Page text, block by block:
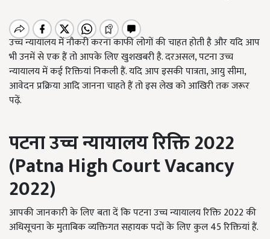
उच्च न्यायालय में नौकरी करना काफी लोगों की चाहत होती है और यदि आप
भी उनमें से एक हैं तो आपके लिए खुशखबरी है. दरअसल, पटना उच्च
न्यायालय में कई रिक्तियां निकली हैं. यदि आप इसकी पात्रता, आयु सीमा,
आवेदन प्रक्रिया आदि जानना चाहते हैं तो इस लेख को आखिरी तक जरूर
पढ़ें.
पटना उच्च न्यायालय रिक्ति2022
(Patna High Court Vacancy
2022)
आपकी जानकारी के लिए बता दें कि पटना उच्च न्यायालय रिक्ति 2022 की
अधिसूचना के मुताबिक व्यक्तिगत सहायक पदों के लिए कुल 45 रिक्तियां हैं.